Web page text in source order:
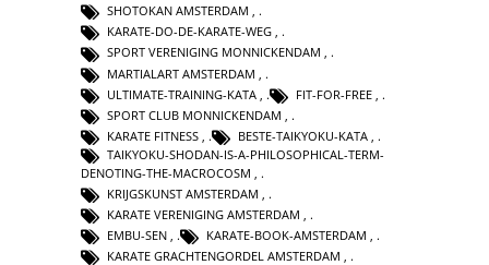
SHOTOKAN AMSTERDAM ,
KARATE-DO-DE-KARATE-WEG ,
SPORT VERENIGING MONNICKENDAM ,
MARTIALART AMSTERDAM
ULTIMATE-TRAINING-KATA
FIT-FOR-FREE
SPORT CLUB MONNICKENDAM
KARATE FITNESS
BESTE-TAIKYOKU-KATA
TAIKYOKU-SHODAN-IS-A-PHILOSOPHICAL-TERM-
DENOTING-THE-MACROCOSM
KRIJGSKUNST AMSTERDAM
KARATE VERENIGING AMSTERDAM
EMBU-SEN
KARATE-BOOK-AMSTERDAM
KARATE GRACHTENGORDEL AMSTERDAM ,